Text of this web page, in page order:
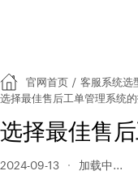
官网首页 / 客服系统选
选择最佳售后工单管理系统
选择最佳售
2024-09-13 125 阅读量